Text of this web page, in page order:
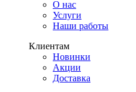
О нас
Услуги
Наши работы
Клиентам
Новинки
Акции
Доставка